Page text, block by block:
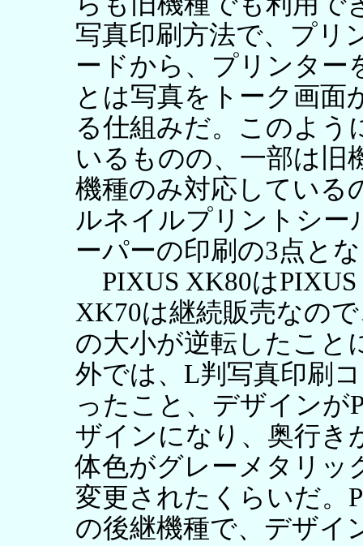
写真印刷方法で、プリ
ードから、プリンター
とは写真をトーク画面
る仕組みだ。このよう
いるものの、一部は旧
機種のみ対応している
ルネイルプリントシー
ーパーの印刷の3点と
PIXUS XK80は
XK70は継続販売なの
の大小が逆転したこと
外では、L判写真印刷
ったこと、デザインが
ザインになり、奥行き
体色がグレーメタリッ
変更されたくらいだ。
の後継機種で、デザイ